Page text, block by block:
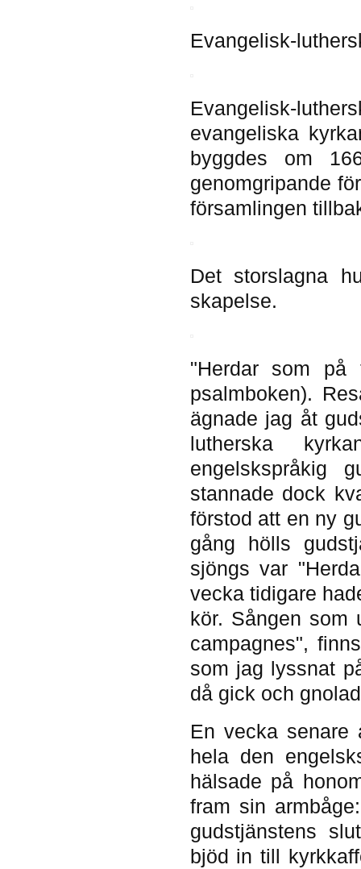
Evangelisk-
Evangelisk-
evangeliska
byggdes om
genomgripande
församlingen
Det storslagna
skapelse.
"Herdar som på
psalmboken).
ägnade jag åt
lutherska
engelskspråkig
stannade dock
förstod att en ny
gång hölls
sjöngs var
vecka tidigare
kör. Sången som
campagnes",
som jag lyssnat
då gick och
En vecka
hela den
hälsade på
fram sin
gudstjänstens
bjöd in till